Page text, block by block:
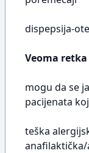
dispepsija-
Veoma
mogu da se
pacijenata
teška